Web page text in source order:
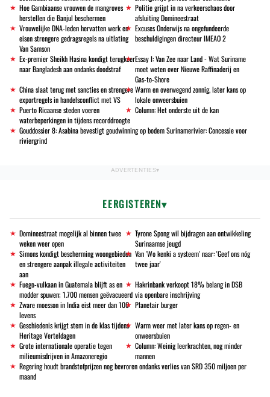
Hoe Gambiaanse vrouwen de mangroves
herstellen die Banjul beschermen
Politie grijpt in na verkeerschaos door
afsluiting Domineestraat
Vrouwelijke DNA-leden hervatten werk en
eisen strengere gedragsregels na uitlating
Van Samson
Excuses Onderwijs na ongefundeerde
beschuldigingen directeur IMEAO 2
Ex-premier Sheikh Hasina kondigt terugkeer
naar Bangladesh aan ondanks doodstraf
Essay I: Van Zee naar Land - Wat Suriname
moet weten over Nieuwe Raffinaderij en
Gas-to-Shore
China slaat terug met sancties en strengere
exportregels in handelsconflict met VS
Warm en overwegend zonnig, later kans op
lokale onweersbuien
Puerto Ricaanse steden voeren
waterbeperkingen in tijdens recorddroogte
Column: Het onderste uit de kan
Gouddossier 8: Asabina bevestigt goudwinning op bodem Surinamerivier: Concessie voor
riviergrind
EERGISTEREN
Domineestraat mogelijk al binnen twee
weken weer open
Tyrone Spong wil bijdragen aan ontwikkeling
Surinaamse jeugd
Simons kondigt bescherming woongebieden
en strengere aanpak illegale activiteiten
aan
Van 'Wo kenki a systeem' naar: 'Geef ons nóg
twee jaar'
Fuego-vulkaan in Guatemala blijft as en
modder spuwen; 1.700 mensen geëvacueerd
Hakrinbank verkoopt 18% belang in DSB
via openbare inschrijving
Zware moesson in India eist meer dan 100
levens
Planetair burger
Geschiedenis krijgt stem in de klas tijdens
Heritage Verteldagen
Warm weer met later kans op regen- en
onweersbuien
Grote internationale operatie tegen
milieumisdrijven in Amazoneregio
Column: Weinig leerkrachten, nog minder
mannen
Regering houdt brandstofprijzen nog bevroren ondanks verlies van SRD 350 miljoen per
maand